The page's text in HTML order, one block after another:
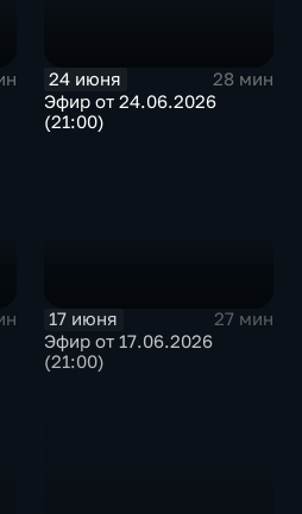
24 июня
28 мин
Эфир от 24.06.2026
(21:00)
17 июня
27 мин
Эфир от 17.06.2026
(21:00)